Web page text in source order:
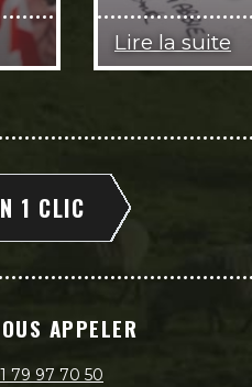
Lire la suite
1 CLIC
APPELER
79 97 70 50